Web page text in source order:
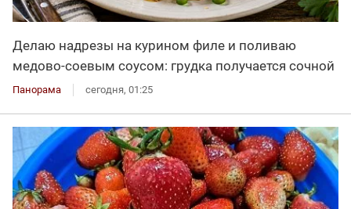
Делаю надрезы на курином филе и поливаю
медово-соевым соусом: грудка получается сочной
Панорама сегодня, 01:25